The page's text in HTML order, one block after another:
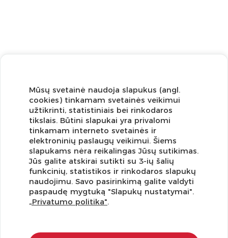
Užsisakykite naujienlaiškį ir pirmi gaukite geriausius
pasiūlymus!
Mūsų svetainė naudoja slapukus (angl.
cookies) tinkamam svetainės veikimui
užtikrinti, statistiniais bei rinkodaros
tikslais. Būtini slapukai yra privalomi
tinkamam interneto svetainės ir
elektroninių paslaugų veikimui. Šiems
slapukams nėra reikalingas Jūsų sutikimas.
Jūs galite atskirai sutikti su 3-ių šalių
funkcinių, statistikos ir rinkodaros slapukų
naudojimu. Savo pasirinkimą galite valdyti
paspaudę mygtuką "Slapukų nustatymai".
„Privatumo politika".